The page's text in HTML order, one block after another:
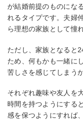
が結婚前提のものにな
れるタイプです。夫婦
ら理想の家族として憧
ただし、家族となると
ため、何もかも一緒に
苦しさを感じてしまう
それぞれ趣味や友人を
時間を持つようにする
感を保つようにすれば